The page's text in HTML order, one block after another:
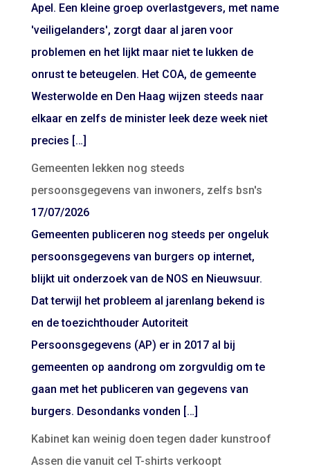
Apel. Een kleine groep overlastgevers, met name
'veiligelanders', zorgt daar al jaren voor
problemen en het lijkt maar niet te lukken de
onrust te beteugelen. Het COA, de gemeente
Westerwolde en Den Haag wijzen steeds naar
elkaar en zelfs de minister leek deze week niet
precies […]
Gemeenten lekken nog steeds
persoonsgegevens van inwoners, zelfs bsn's
17/07/2026
Gemeenten publiceren nog steeds per ongeluk
persoonsgegevens van burgers op internet,
blijkt uit onderzoek van de NOS en Nieuwsuur.
Dat terwijl het probleem al jarenlang bekend is
en de toezichthouder Autoriteit
Persoonsgegevens (AP) er in 2017 al bij
gemeenten op aandrong om zorgvuldig om te
gaan met het publiceren van gegevens van
burgers. Desondanks vonden […]
Kabinet kan weinig doen tegen dader kunstroof
Assen die vanuit cel T-shirts verkoopt